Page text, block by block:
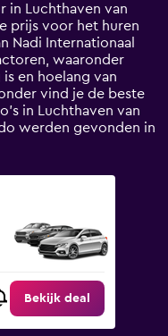
in Luchthaven van
prijs voor het huren
Nadi Internationaal
waaronder
en hoelang van
vind je de beste
in Luchthaven van
werden gevonden in
Bekijk deal